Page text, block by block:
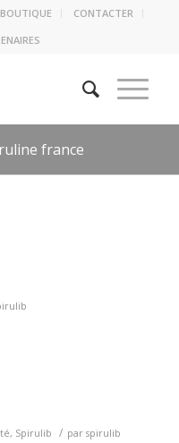
BOUTIQUE
CONTACTER
france
, Spirulib / par spirulib